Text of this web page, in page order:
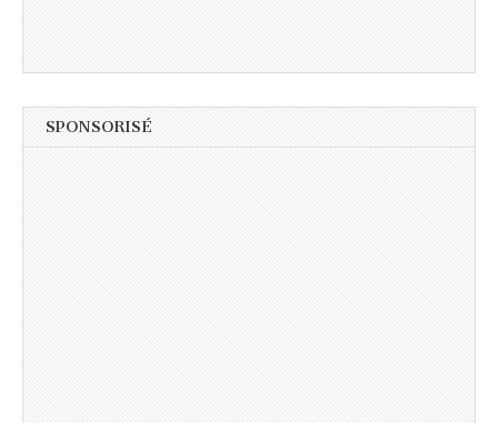
SPONSORISÉ